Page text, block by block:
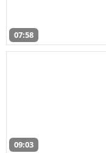
07:58
09:03